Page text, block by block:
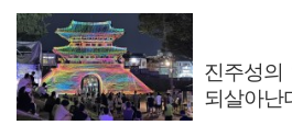
진주성의
되살아난